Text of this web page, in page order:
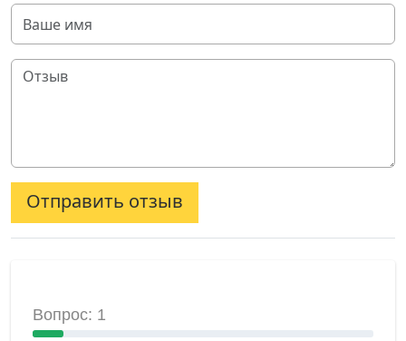
Отправить отзыв